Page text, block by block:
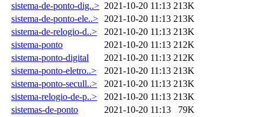
sistema-de-ponto-dig..> 2021-10-20 11:13 213K
sistema-de-ponto-ele..> 2021-10-20 11:13 213K
sistema-de-relogio-d..>
2021-10-20 11:13 213K
sistema-ponto
2021-10-20 11:13 212K
sistema-ponto-digital
2021-10-20 11:13 212K
sistema-ponto-eletro..>
2021-10-20 11:13 213K
sistema-ponto-secull..>
2021-10-20 11:13 213K
sistema-relogio-de-p..>
2021-10-20 11:13 213K
sistemas-de-ponto
2021-10-20 11:13
79K